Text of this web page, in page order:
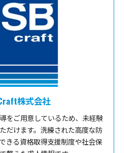
株式会社
をご用意しているため、未経験
だけます。洗練された高度な防
きる資格取得支援制度や社会保